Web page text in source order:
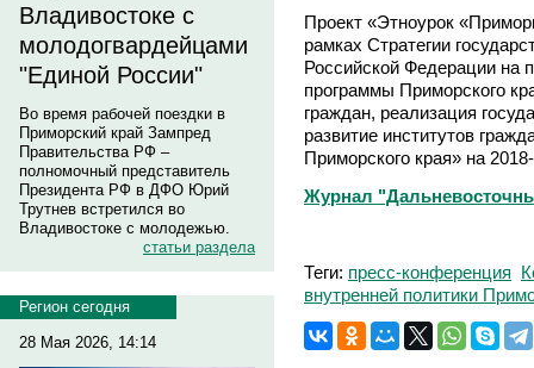
Владивостоке с
молодогвардейцами
"Единой России"
Во время рабочей поездки в
Приморский край Зампред
Правительства РФ –
полномочный представитель
Президента РФ в ДФО Юрий
Трутнев встретился во
Владивостоке с молодежью.
статьи раздела
Регион сегодня
28 Мая 2026, 14:14
Проект «Этноурок
рамках Стратегии
Российской Федерации на
программы Приморского
граждан, реализация
развитие институтов
Приморского края» на
Журнал
Теги: пресс-конференция
внутренней политики